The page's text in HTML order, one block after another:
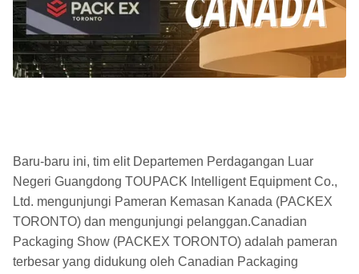
Baru-baru ini, tim elit Departemen Perdagangan Luar
Negeri Guangdong TOUPACK Intelligent Equipment Co.,
Ltd. mengunjungi Pameran Kemasan Kanada (PACKEX
TORONTO) dan mengunjungi pelanggan.Canadian
Packaging Show (PACKEX TORONTO) adalah pameran
terbesar yang didukung oleh Canadian Packaging